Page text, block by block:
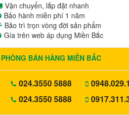
Vận chuyển, lắp đặt nhanh
Bảo hành miễn phí 1 năm
Bảo trì trọn vòng đời sản phẩm
Gía trên web áp dụng Miền Bắc
PHÒNG BÁN HÀNG MIỀN BẮC
024.3550 5888
024.3550 5888